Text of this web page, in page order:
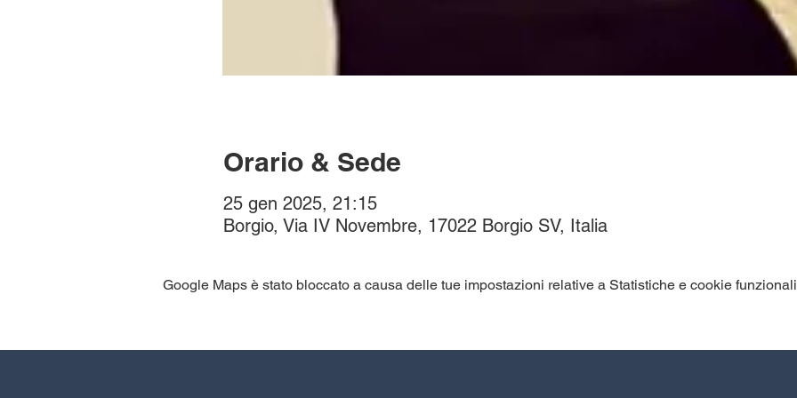
Orario & Sede
25 gen 2025, 21:15
Borgio, Via IV Novembre, 17022 Borgio SV, Italia
Google Maps è stato bloccato a causa delle tue impostazioni relative a Statistiche e cookie